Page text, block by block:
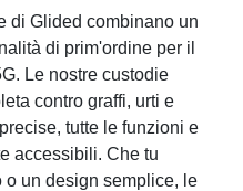
di Glided combinano un
di prim'ordine per il
Le nostre custodie
contro graffi, urti e
tutte le funzioni e
accessibili. Che tu
o un design semplice, le